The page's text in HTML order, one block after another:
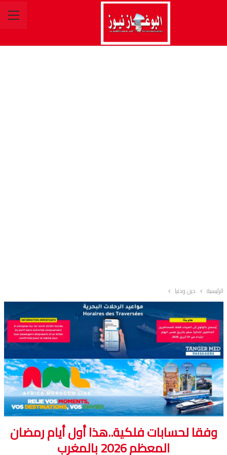
الرئيسية دين ودنيا
وفقا لحسابات فلكية..هذا أول أيام رمضان
المعظم 2026 بالمغرب